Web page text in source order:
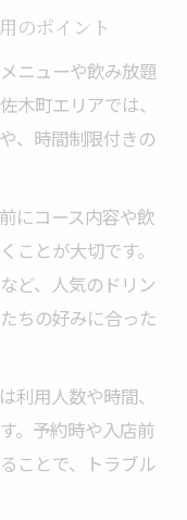
のポイント
ニューや飲み放題
木町エリアでは、
、時間制限付きの
にコース内容や飲
ことが大切です。
ど、人気のドリン
ちの好みに合った
利用人数や時間、
。予約時や入店前
ことで、トラブル